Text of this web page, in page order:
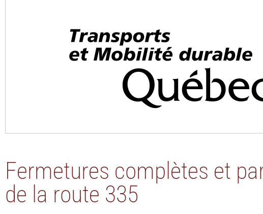
Fermetures complètes et
de la route 335